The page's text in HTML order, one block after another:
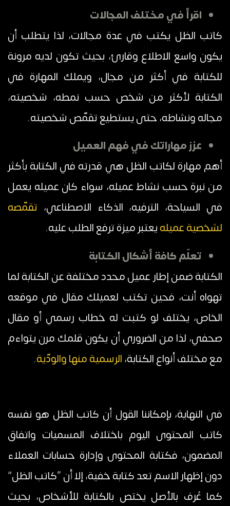
اقرأ في مختلف المجالات
كاتب الظل يكتب في عدة مجالات، لذا يتطلب أن
يكون واسع الاطلاع وقارئ، بحيث تكون لديه مرونة
للكتابة في أكثر من مجال، ويملك المهارة في
الكتابة لأكثر من شخص حسب نمطه، شخصيته،
مجاله ونشاطه، حتى يستطيع تقمّص شخصيته.
عزز مهاراتك في فهم العميل
أهم مهارة لكاتب الظل هي قدرته في الكتابة بأكثر
من نبرة حسب نشاط عميله، سواء كان عميله يعمل
في السياحة، الترفيه، الذكاء الاصطناعي، تقمّصه
لشخصية عميلهيعتبر ميزة ترفع الطلب عليه.
تعلّم كافة أشكال الكتابة
الكتابة ضمن إطار عميل محدد مختلفة عن الكتابة لما
تهواه أنت، فحين تكتب لعميلك مقال في موقعه
الخاص، يختلف لو كتبت له خطاب رسمي أو مقال
صحفي، لذا من الضروري أن يكون قلمك مرن يتواءم
مع مختلف أنواع الكتابة،الرسمية منها والودّية.
في النهاية، بإمكاننا القول أن كاتب الظل هو نفسه
كاتب المحتوى اليوم باختلاف المسميات واتفاق
المضمون، فكتابة المحتوى وإدارة حسابات العملاء
دون إظهار الاسم تعد كتابة خفية، إلا أن “كاتب الظل”
كما عُرف بالأصل يختص بالكتابة للأشخاص، بحيث